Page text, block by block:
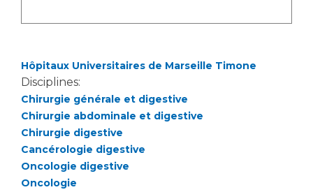
Qualité
Nos indicateurs qualité et de sécurité des soins
Protection des données
Liste des marchés conclus
Hôpitaux Universitaires de Marseille Timone
Disciplines:
Chirurgie générale et digestive
Chirurgie abdominale et digestive
Chirurgie digestive
Cancérologie digestive
Oncologie digestive
Oncologie